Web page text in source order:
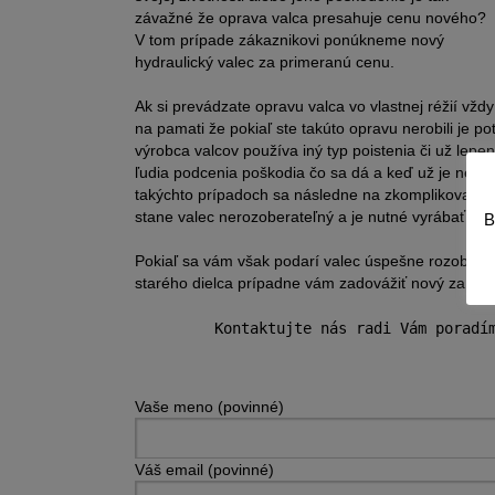
závažné že oprava valca presahuje cenu nového?
V tom prípade zákaznikovi ponúkneme nový
hydraulický valec za primeranú cenu.
Ak si prevádzate opravu valca vo vlastnej réžií
na pamati že pokiaľ ste takúto opravu nerobili je
výrobca valcov používa iný typ poistenia či už
ľudia podcenia poškodia čo sa dá a keď už je
takýchto prípadoch sa následne na
stane valec nerozoberateľný a je nutné vyrábať
Pokiaľ sa vám však podarí valec úspešne
starého dielca prípadne vám zadovážiť nový za
Kontaktujte nás radi Vám
Vaše meno (povinné)
Váš email (povinné)